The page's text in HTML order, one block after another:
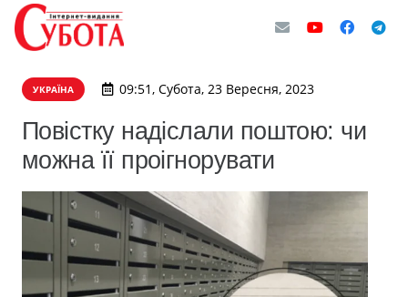
УКРАЇНА 09:51, Субота, 23 Вересня, 2023
Повістку надіслали поштою: чи
можна її проігнорувати